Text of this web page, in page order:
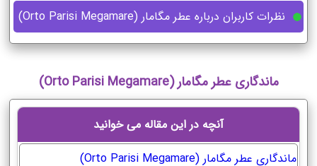
نظرات کاربران درباره عطر مگامار (Orto Parisi Megamare)
ماندگاری عطر مگامار (Orto Parisi Megamare)
آنچه در این مقاله می خوانید
ماندگاری عطر مگامار (Orto Parisi Megamare)